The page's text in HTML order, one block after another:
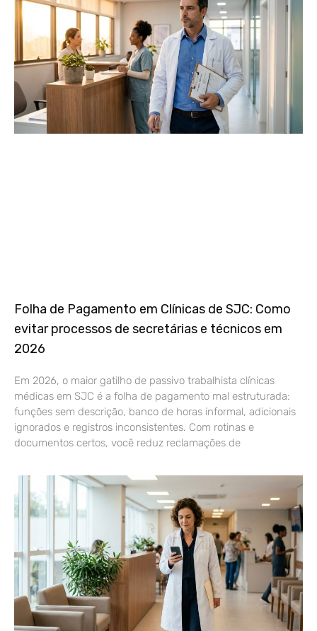
Folha de Pagamento em Clínicas de SJC: Como
evitar processos de secretárias e técnicos em
2026
Em 2026, o maior gatilho de passivo trabalhista clínicas
médicas em SJC é a folha de pagamento mal estruturada:
funções sem descrição, banco de horas informal, adicionais
ignorados e registros inconsistentes. Com rotinas e
documentos certos, você reduz reclamações de